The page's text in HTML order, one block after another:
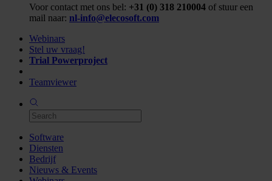
Voor contact met ons bel: +31 (0) 318 210004 of stuur een
mail naar: nl-info@elecosoft.com
Webinars
Stel uw vraag!
Trial Powerproject
Teamviewer
Software
Diensten
Bedrijf
Nieuws & Events